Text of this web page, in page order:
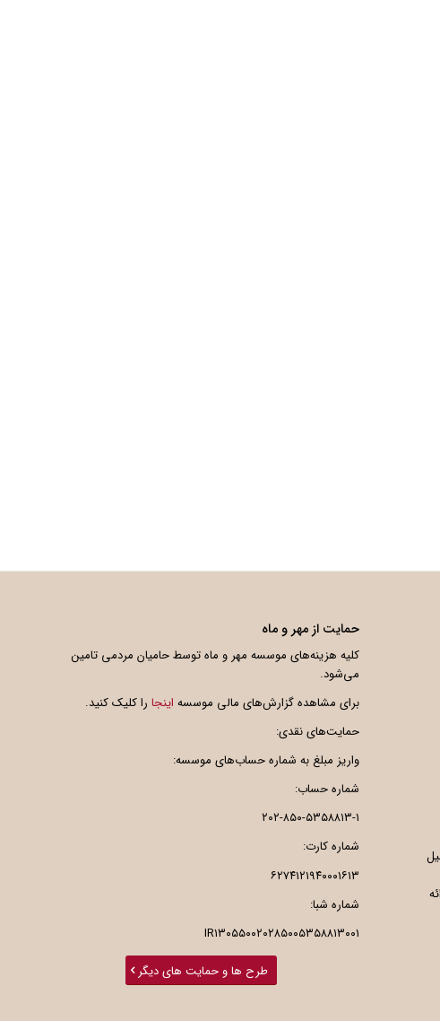
حمایت از مهر و ماه
کلیه هزینه‌های موسسه مهر و ماه توسط حامیان مردمی تامین
می‌شود.
برای مشاهده گزارش‌های مالی موسسه اینجارا کلیک کنید.
حمایت‌های نقدی:
واریز مبلغ به شماره حساب‌های موسسه:
شماره حساب:
۲۰۲-۸۵۰-۵۳۵۸۸۱۳-۱
شماره کارت:
۶۲۷۴۱۲۱۹۴۰۰۰۱۶۱۳
شماره شبا:
IR۱۳۰۵۵۰۰۲۰۲۸۵۰۰۵۳۵۸۸۱۳۰۰۱
طرح ها و حمایت های دیگر